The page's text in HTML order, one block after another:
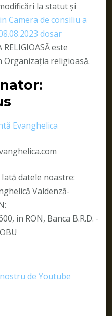
la statut și
Camera de consiliu a
dosar
RELIGIOASĂ este
Organizația religioasă.
Evanghelica
datele noastre:
Valdenză-
in RON, Banca B.R.D. -
de Youtube